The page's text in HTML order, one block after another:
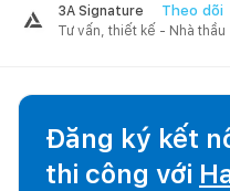
3A Signature Theo dõi
Tư vấn, thiết kế - Nhà thầu
Đăng ký kết
thi công với